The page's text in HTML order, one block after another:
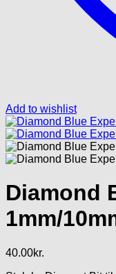
Add to wishlist
Diamond
1mm/
40.00kr.